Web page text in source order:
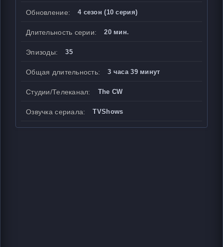
Обновление: 4 сезон (10 серия)
Длительность серии: 20 мин.
Эпизоды: 35
Общая длительность: 3 часа 39 минут
Студии/Телеканал: The CW
Озвучка сериала: TVShows